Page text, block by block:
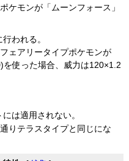
ケモンが「ムーンフォース」
われる。
ェアリータイプポケモンが
を使った場合、威力は120×1.2
は適用されない。
りテラスタイプと同じにな